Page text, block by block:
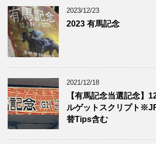
2023/12/23
2023 有馬記念
2021/12/18
【有馬記念当選記念】
ルゲットスクリプト
替Tips含む